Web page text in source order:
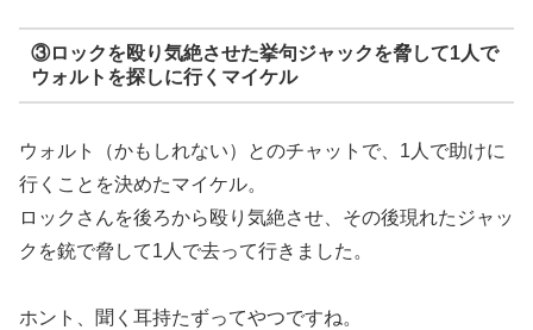
③ロックを殴り気絶させた挙句ジャックを脅して1人で
ウォルトを探しに行くマイケル
ウォルト（かもしれない）とのチャットで、1人で助けに
行くことを決めたマイケル。
ロックさんを後ろから殴り気絶させ、その後現れたジャッ
クを銃で脅して1人で去って行きました。
ホント、聞く耳持たずってやつですね。